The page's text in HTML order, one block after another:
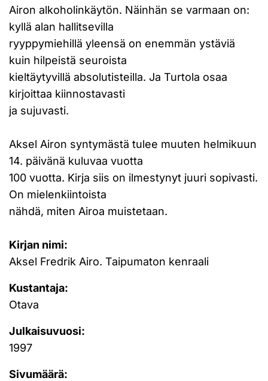
Airon alkoholinkäytön. Näinhän se varmaan on:
kyllä alan hallitsevilla
ryyppymiehillä yleensä on enemmän ystäviä
kuin hilpeistä seuroista
kieltäytyvillä absolutisteilla. Ja Turtola osaa
kirjoittaa kiinnostavasti
ja sujuvasti.
Aksel Airon syntymästä tulee muuten helmikuun
14. päivänä kuluvaa vuotta
100 vuotta. Kirja siis on ilmestynyt juuri sopivasti.
On mielenkiintoista
nähdä, miten Airoa muistetaan.
Kirjan nimi:
Aksel Fredrik Airo. Taipumaton kenraali
Kustantaja:
Otava
Julkaisuvuosi:
1997
Sivumäärä: